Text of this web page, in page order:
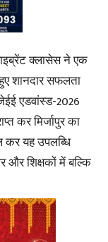
क्लासेस ने एक
शानदार सफलता
एडवांस्ड-2026
कर मिर्जापुर का
कर यह उपलब्धि
शिक्षकों में बल्कि